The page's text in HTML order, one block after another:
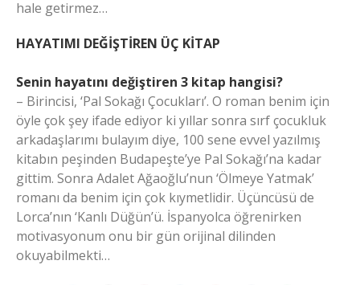
hale getirmez…
HAYATIMI DEĞİŞTİREN ÜÇ KİTAP
Senin hayatını değiştiren 3 kitap hangisi?
– Birincisi, ‘Pal Sokağı Çocukları’. O roman benim için
öyle çok şey ifade ediyor ki yıllar sonra sırf çocukluk
arkadaşlarımı bulayım diye, 100 sene evvel yazılmış
kitabın peşinden Budapeşte’ye Pal Sokağı’na kadar
gittim. Sonra Adalet Ağaoğlu’nun ‘Ölmeye Yatmak’
romanı da benim için çok kıymetlidir. Üçüncüsü de
Lorca’nın ‘Kanlı Düğün’ü. İspanyolca öğrenirken
motivasyonum onu bir gün orijinal dilinden
okuyabilmekti…